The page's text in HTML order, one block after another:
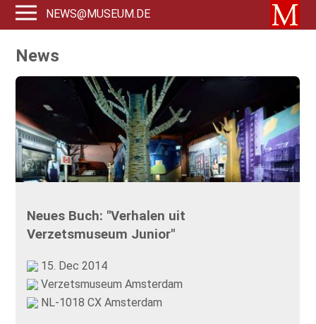
NEWS@MUSEUM.DE
News
Neues Buch: "Verhalen uit
Verzetsmuseum Junior"
15. Dec 2014
Verzetsmuseum Amsterdam
NL-1018 CX Amsterdam